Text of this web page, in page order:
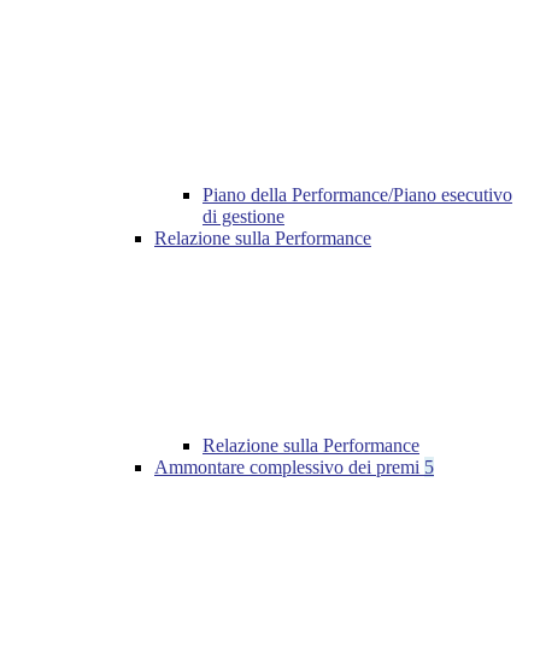
Piano della Performance/Piano esecutivo
di gestione
Relazione sulla Performance
Relazione sulla Performance
Ammontare complessivo dei premi 5